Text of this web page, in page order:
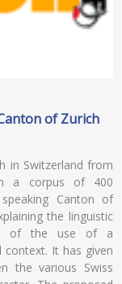
of Zurich
in Switzerland from
a corpus of 400
Canton of
the linguistic
of the use of a
context. It has given
the various Swiss